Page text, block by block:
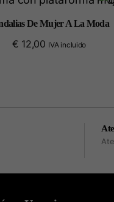
De Mujer A La Moda
€ 12,00 IVA incluido